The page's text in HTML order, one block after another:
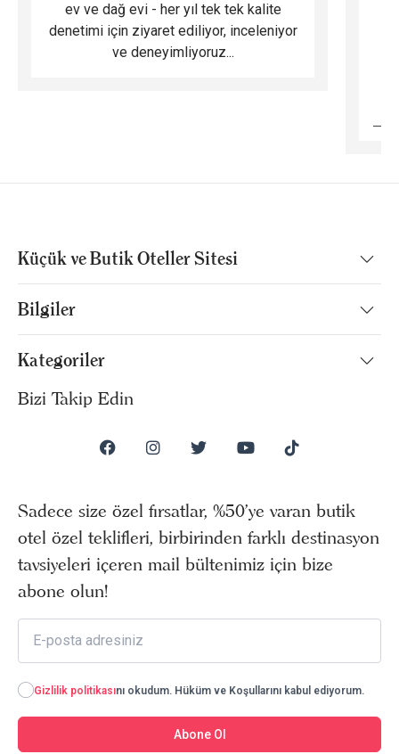
ev ve dağ evi - her yıl tek tek kalite
denetimi için ziyaret ediliyor, inceleniyor
ve deneyimliyoruz...
Küçük ve Butik Oteller Sitesi
Bilgiler
Kategoriler
Bizi Takip Edin
Sadece size özel fırsatlar, %50’ye varan butik
otel özel teklifleri, birbirinden farklı destinasyon
tavsiyeleri içeren mail bültenimiz için bize
abone olun!
Gizlilik politikasını okudum. Hüküm ve Koşullarını kabul ediyorum.
Abone Ol